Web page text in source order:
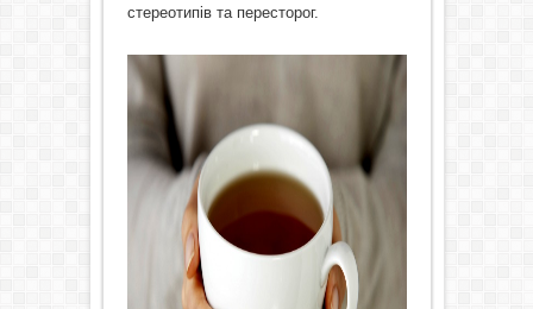
стереотипів та пересторог.